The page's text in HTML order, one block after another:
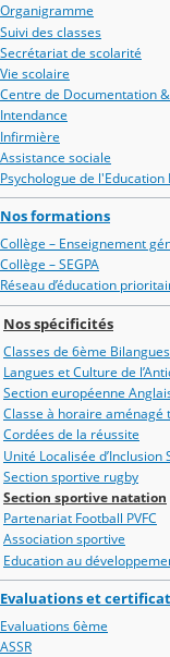
Organigramme
Suivi des classes
Secrétariat de scolarité
Vie scolaire
Centre de Documentation
Intendance
Infirmière
Assistance sociale
Psychologue de l'Education
Nos formations
Collège – Enseignement
Collège – SEGPA
Réseau d’éducation
Nos spécificités
Classes de 6ème
Langues et Culture de
Section européenne
Classe à horaire aménagé
Cordées de la réussite
Unité Localisée d’Inclusion
Section sportive rugby
Section sportive natation
Partenariat Football PVFC
Association sportive
Education au
Evaluations et
Evaluations 6ème
ASSR